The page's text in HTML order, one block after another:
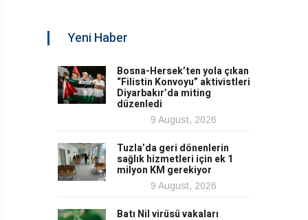
Yeni Haber
Bosna-Hersek’ten yola çıkan
“Filistin Konvoyu” aktivistleri
Diyarbakır’da miting
düzenledi
9 August, 2026
Tuzla’da geri dönenlerin
sağlık hizmetleri için ek 1
milyon KM gerekiyor
9 August, 2026
Batı Nil virüsü vakaları